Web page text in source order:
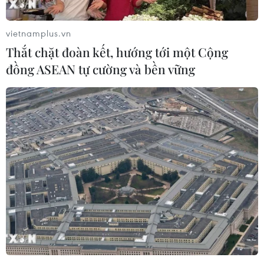
06/08/2026 04:37
Từ hạt nhân đến eo biển
Hormuz: Đòn bẩy chiến
lược mới của Iran
06/08/2026 04:36
24 năm tù cho 2 vợ chồng
tổ chức “bay lắc” tại Hà Nội
06/08/2026 03:46
vietnamplus.vn
Thắt chặt đoàn kết, hướng tới một Cộng
đồng ASEAN tự cường và bền vững